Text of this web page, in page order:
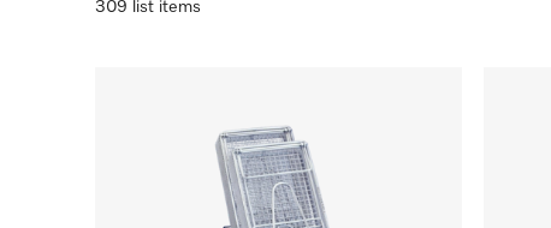
309 list items